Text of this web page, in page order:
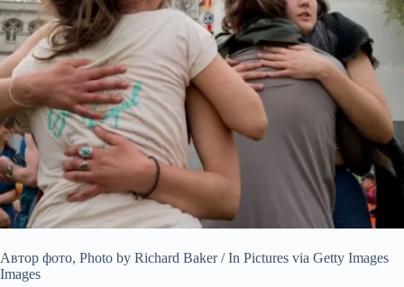
Автор фото, Photo by Richard Baker / In Pictures via Getty Images
Images